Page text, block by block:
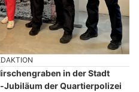
in der Stadt
Jubiläum der Quartierpolizei